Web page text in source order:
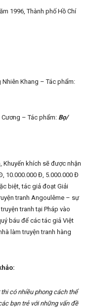
1996, Thành phố Hồ Chí
Khang – Tác phẩm:
– Tác phẩm: Bọ/
Khuyến khích sẽ được nhận
10.000.000 Đ, 5.000.000 Đ
biệt, tác giả đoạt Giải
tranh Angoulême – sự
tranh tại Pháp vào
báu để các tác giả Việt
làm truyện tranh hàng
thi có nhiều phong cách thể
bạn trẻ với những vấn đề